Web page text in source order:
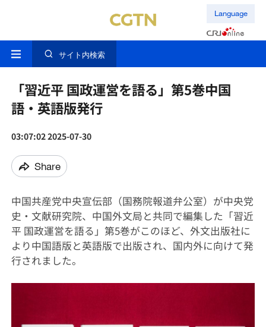
Language
サイト内検索
「習近平 国政運営を語る」第5巻中国
語・英語版発行
03:07:02 2025-07-30
Share
中国共産党中央宣伝部（国務院報道弁公室）が中央党
史・文献研究院、中国外文局と共同で編集した「習近
平 国政運営を語る」第5巻がこのほど、外文出版社に
より中国語版と英語版で出版され、国内外に向けて発
行されました。